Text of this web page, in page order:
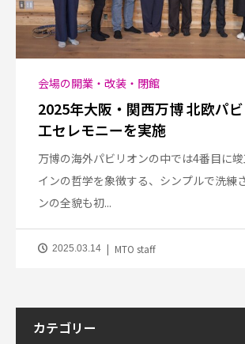
会場の開業・改装・閉館
2025年大阪・関西万博 北欧パ
工セレモニーを実施
万博の海外パビリオンの中では4番目に
インの哲学を象徴する、シンプルで洗練
ンの全貌も初...
2025.03.14 MTO staff
カテゴリー